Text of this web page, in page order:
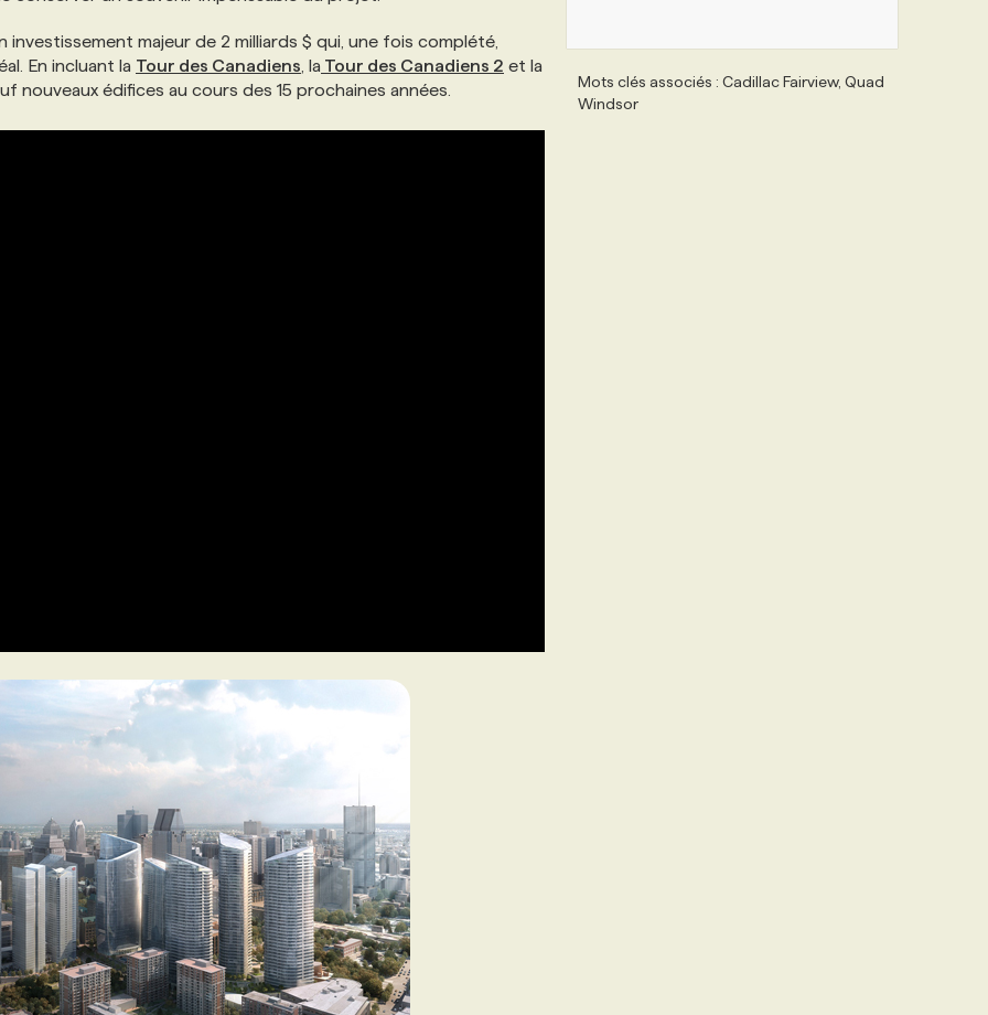
investissement majeur de 2 milliards $ qui, une fois complété,
En incluant la Tour des Canadiens , la Tour des Canadiens 2 et la
nouveaux édifices au cours des 15 prochaines années.
Mots clés associés : Cadillac Fairview, Quad
Windsor